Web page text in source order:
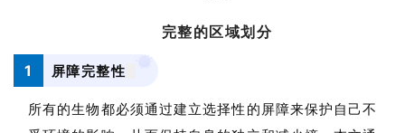
完整的区域划分
1 屏障完整性
所有的生物都必须通过建立选择性的屏障来保护自己不